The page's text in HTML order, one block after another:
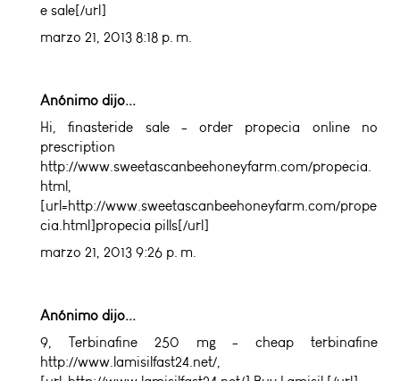
e sale[/url]
marzo 21, 2013 8:18 p. m.
Anónimo dijo...
Hi,finasteride sale- order propecia online no
prescription
http://www.sweetascanbeehoneyfarm.com/propecia.
html,
[url=http://www.sweetascanbeehoneyfarm.com/prope
cia.html]propecia pills[/url]
marzo 21, 2013 9:26 p. m.
Anónimo dijo...
9, Terbinafine 250 mg- cheap terbinafine
http://www.lamisilfast24.net/,